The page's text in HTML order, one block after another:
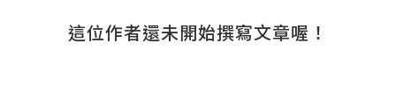
這位作者還未開始撰寫文章喔！